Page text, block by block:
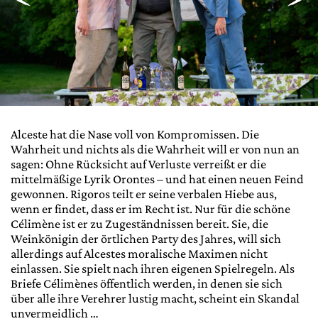
Alceste hat die Nase voll von Kompromissen. Die
Wahrheit und nichts als die Wahrheit will er von nun an
sagen: Ohne Rücksicht auf Verluste verreißt er die
mittelmäßige Lyrik Orontes – und hat einen neuen Feind
gewonnen. Rigoros teilt er seine verbalen Hiebe aus,
wenn er findet, dass er im Recht ist. Nur für die schöne
Célimène ist er zu Zugeständnissen bereit. Sie, die
Weinkönigin der örtlichen Party des Jahres, will sich
allerdings auf Alcestes moralische Maximen nicht
einlassen. Sie spielt nach ihren eigenen Spielregeln. Als
Briefe Célimènes öffentlich werden, in denen sie sich
über alle ihre Verehrer lustig macht, scheint ein Skandal
unvermeidlich …